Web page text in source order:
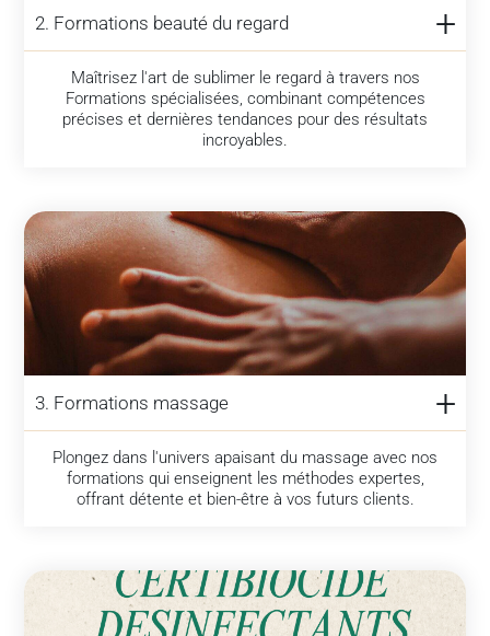
2. Formations beauté du regard
Maîtrisez l'art de sublimer le regard à travers nos
Formations spécialisées, combinant compétences
précises et dernières tendances pour des résultats
incroyables.
3. Formations massage
Plongez dans l'univers apaisant du massage avec nos
formations qui enseignent les méthodes expertes,
offrant détente et bien-être à vos futurs clients.